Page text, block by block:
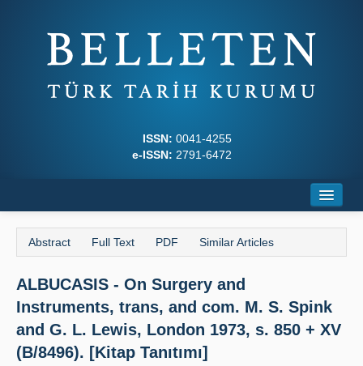
ISSN: 0041-4255
e-ISSN: 2791-6472
About
Journal Boards
Principles
Abstract Full Text PDF Similar Articles
ALBUCASIS - On Surgery and
Instruments, trans, and com. M. S. Spink
and G. L. Lewis, London 1973, s. 850 + XV
(B/8496). [Kitap Tanıtımı]